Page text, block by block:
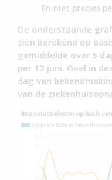
En niet precies
De onderstaande
zien berekend op
gemiddelde over 5
per 12 juni. Geel in
dag van
van de